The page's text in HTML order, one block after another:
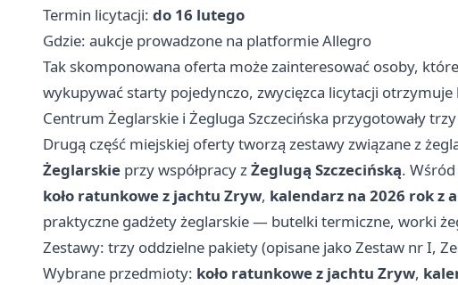
Termin licytacji: do 16 lutego
Gdzie: aukcje prowadzone na platformie Allegro
Tak skomponowana oferta może zainteresować osoby,
wykupywać starty pojedynczo, zwycięzca licytacji
Centrum Żeglarskie i Żegluga Szczecińska przygotowały
Drugą część miejskiej oferty tworzą zestawy związane z
Żeglarskie przy współpracy zŻeglugą Szczecińską.
koło ratunkowe z jachtu Zryw, kalendarz na 2026 rok z
praktyczne gadżety żeglarskie — butelki termiczne, worki
Zestawy: trzy oddzielne pakiety (opisane jako Zestaw nr I,
Wybrane przedmioty: koło ratunkowe z jachtu Zryw,